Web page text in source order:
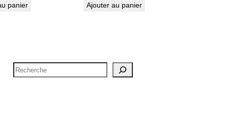
panier Ajouter au panier
R